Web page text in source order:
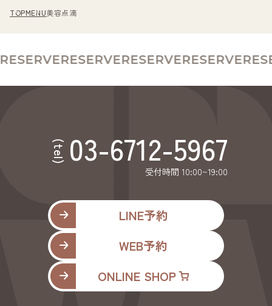
TOPMENU美容点滴
RESERVERESERVERESERVE
(tel) 03-6712-5967
受付時間 10:00~19:00
LINE予約
WEB予約
ONLINE SHOP